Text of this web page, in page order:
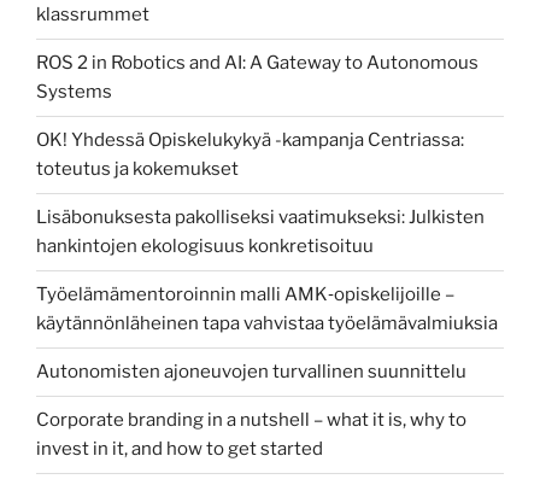
klassrummet
ROS 2 in Robotics and AI: A Gateway to Autonomous
Systems
OK! Yhdessä Opiskelukykyä -kampanja Centriassa:
toteutus ja kokemukset
Lisäbonuksesta pakolliseksi vaatimukseksi: Julkisten
hankintojen ekologisuus konkretisoituu
Työelämämentoroinnin malli AMK‑opiskelijoille –
käytännönläheinen tapa vahvistaa työelämävalmiuksia
Autonomisten ajoneuvojen turvallinen suunnittelu
Corporate branding in a nutshell – what it is, why to
invest in it, and how to get started